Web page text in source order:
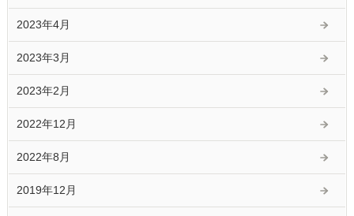
2023年4月
2023年3月
2023年2月
2022年12月
2022年8月
2019年12月